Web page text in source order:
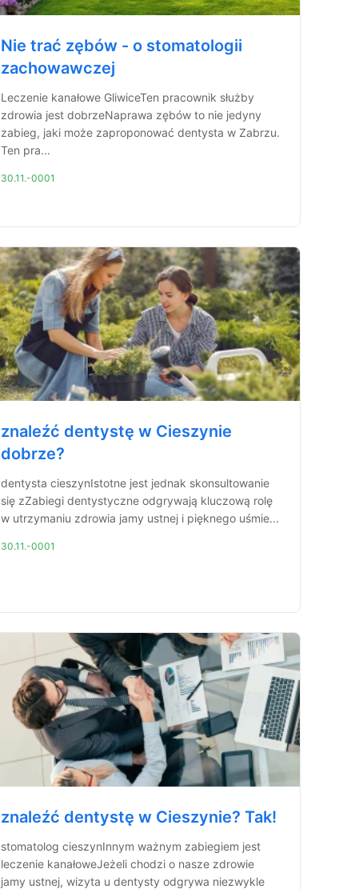
Nie trać zębów - o stomatologii
zachowawczej
Leczenie kanałowe GliwiceTen pracownik służby
zdrowia jest dobrzeNaprawa zębów to nie jedyny
zabieg, jaki może zaproponować dentysta w Zabrzu.
Ten pra...
30.11.-0001
znaleźć dentystę w Cieszynie
dobrze?
dentysta cieszynIstotne jest jednak skonsultowanie
się zZabiegi dentystyczne odgrywają kluczową rolę
w utrzymaniu zdrowia jamy ustnej i pięknego uśmie...
30.11.-0001
znaleźć dentystę w Cieszynie? Tak!
stomatolog cieszynInnym ważnym zabiegiem jest
leczenie kanałoweJeżeli chodzi o nasze zdrowie
jamy ustnej, wizyta u dentysty odgrywa niezwykle